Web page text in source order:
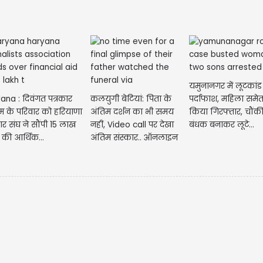
: दिवंगत पत्रकार
के परिवार को हरियाणा
संघ ने सौंपी 15 लाख
आर्थिक...
कलयुगी बेटियां: पिता के
अंतिम दर्शन का भी समय
नहीं, Video call पर देखा
अंतिम संस्कार.. ऑनलाइन
यमुनानगर में
पर्दाफाश, महिला
किया गिरफ्तार,
बंधक बनाकर लूटे...